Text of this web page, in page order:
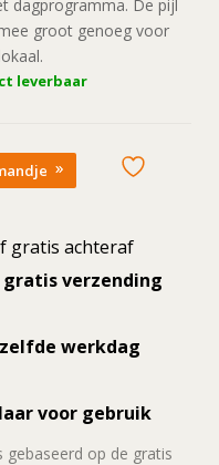
dagprogramma. De pijl
groot genoeg voor
leverbaar
gratis achteraf
gratis verzending
werkdag
voor gebruik
gebaseerd op de gratis